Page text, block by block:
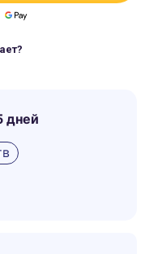
дней